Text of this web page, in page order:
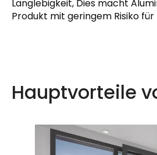
Langlebigkeit, Dies macht
Produkt mit geringem Risiko
Hauptvorteile